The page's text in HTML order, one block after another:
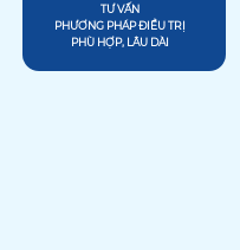
TƯ VẤN
PHƯƠNG PHÁP ĐIỀU TRỊ
PHÙ HỢP, LÂU DÀI